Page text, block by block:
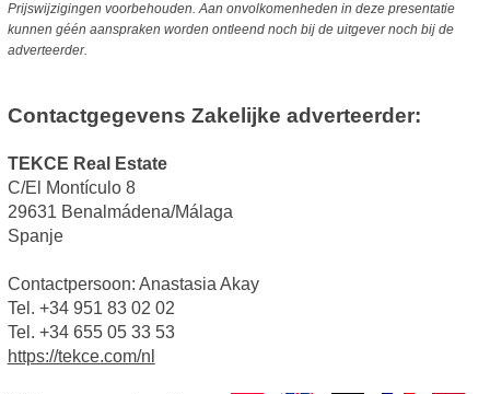
Prijswijzigingen voorbehouden. Aan onvolkomenheden in deze presentatie
kunnen géén aanspraken worden ontleend noch bij de uitgever noch bij de
adverteerder.
Contactgegevens Zakelijke adverteerder:
TEKCE Real Estate
C/El Montículo 8
29631 Benalmádena/Málaga
Spanje
Contactpersoon: Anastasia Akay
Tel. +34 951 83 02 02
Tel. +34 655 05 33 53
https://tekce.com/nl